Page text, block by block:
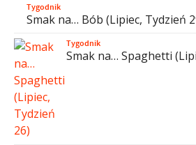
Tygodnik
Smak na… Bób (Lipiec, Tydzień
Tygodnik
Smak na… Spaghetti